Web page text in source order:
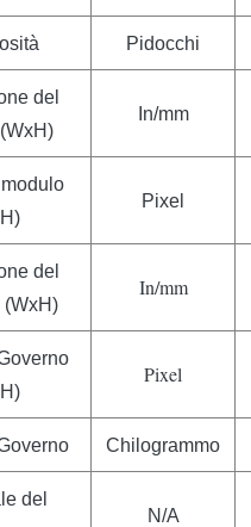
Pidocchi
del
In/mm
Pixel
del
(WxH)
In/mm
Pixel
Chilogrammo
del
N/A